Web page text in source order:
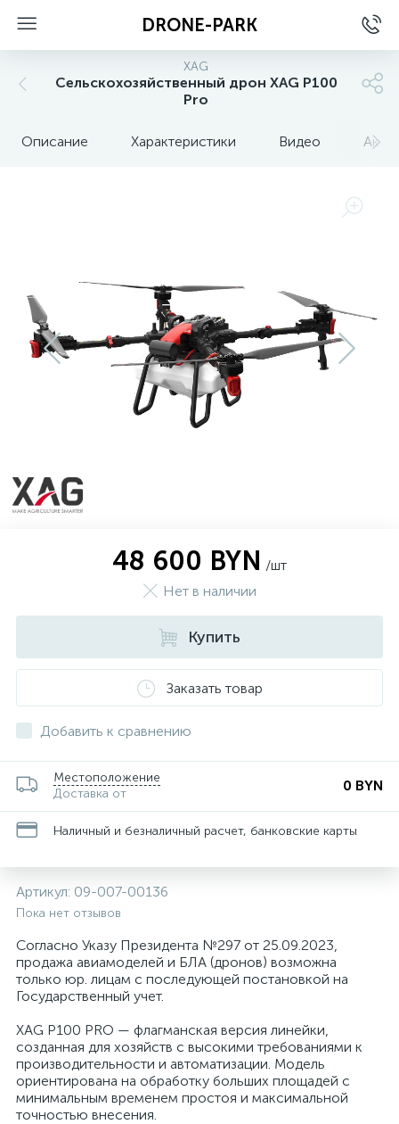
DRONE-PARK
XAG
Сельскохозяйственный дрон XAG P100
Pro
Описание Характеристики Видео
48 600 BYN /шт
Нет в наличии
Купить
Заказать товар
Добавить к сравнению
Местоположение
Доставка от
0 BYN
Наличный и безналичный расчет, банковские карты
Артикул: 09-007-00136
Пока нет отзывов
Согласно Указу Президента №297 от 25.09.2023,
продажа авиамоделей и БЛА (дронов) возможна
только юр. лицам с последующей постановкой на
Государственный учет.
XAG P100 PRO — флагманская версия линейки,
созданная для хозяйств с высокими требованиями к
производительности и автоматизации. Модель
ориентирована на обработку больших площадей с
минимальным временем простоя и максимальной
точностью внесения.